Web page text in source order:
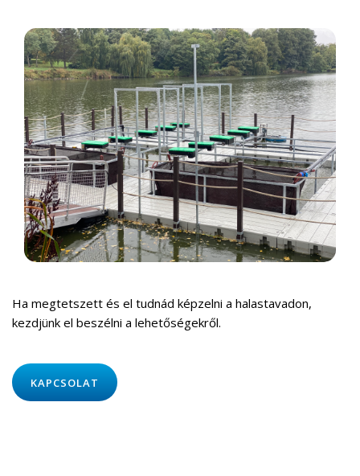
Ha megtetszett és el tudnád képzelni a halastavadon,
kezdjünk el beszélni a lehetőségekről.
KAPCSOLAT